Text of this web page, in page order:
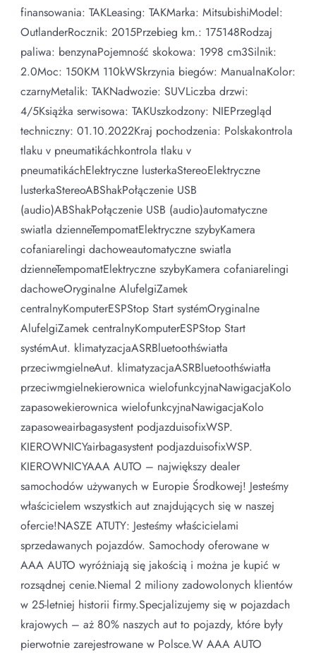
finansowania: TAKLeasing: TAKMarka: MitsubishiModel:
OutlanderRocznik: 2015Przebieg km.: 175148Rodzaj
paliwa: benzynaPojemność skokowa: 1998 cm3Silnik:
2.0Moc: 150KM 110kWSkrzynia biegów: ManualnaKolor:
czarnyMetalik: TAKNadwozie: SUVLiczba drzwi:
4/5Książka serwisowa: TAKUszkodzony: NIEPrzegląd
techniczny: 01.10.2022Kraj pochodzenia: Polskakontrola
tlaku v pneumatikáchkontrola tlaku v
pneumatikáchElektryczne lusterkaStereoElektryczne
lusterkaStereoABShakPołączenie USB
(audio)ABShakPołączenie USB (audio)automatyczne
swiatla dzienneTempomatElektryczne szybyKamera
cofaniarelingi dachoweautomatyczne swiatla
dzienneTempomatElektryczne szybyKamera cofaniarelingi
dachoweOryginalne AlufelgiZamek
centralnyKomputerESPStop Start systémOryginalne
AlufelgiZamek centralnyKomputerESPStop Start
systémAut. klimatyzacjaASRBluetoothświatła
przeciwmgielneAut. klimatyzacjaASRBluetoothświatła
przeciwmgielnekierownica wielofunkcyjnaNawigacjaKolo
zapasowekierownica wielofunkcyjnaNawigacjaKolo
zapasoweairbagasystent podjazduisofixWSP.
KIEROWNICYairbagasystent podjazduisofixWSP.
KIEROWNICYAAA AUTO – największy dealer
samochodów używanych w Europie Środkowej! Jesteśmy
właścicielem wszystkich aut znajdujących się w naszej
ofercie!NASZE ATUTY: Jesteśmy właścicielami
sprzedawanych pojazdów. Samochody oferowane w
AAA AUTO wyróżniają się jakością i można je kupić w
rozsądnej cenie.Niemal 2 miliony zadowolonych klientów
w 25-letniej historii firmy.Specjalizujemy się w pojazdach
krajowych – aż 80% naszych aut to pojazdy, które były
pierwotnie zarejestrowane w Polsce.W AAA AUTO